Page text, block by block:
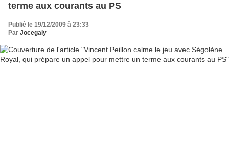
terme aux courants au PS
Publié le 19/12/2009 à 23:33
Par Jocegaly